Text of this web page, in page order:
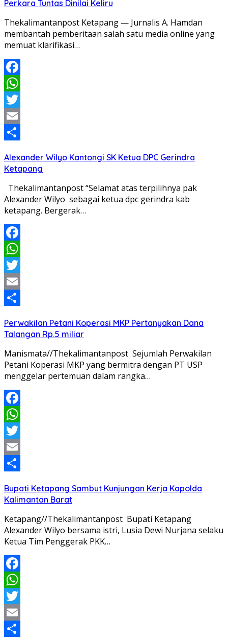
Perkara Tuntas Dinilai Keliru
Thekalimantanpost Ketapang — Jurnalis A. Hamdan
membantah pemberitaan salah satu media online yang
memuat klarifikasi…
Facebook
WhatsApp
Twitter
Email
Alexander Wilyo Kantongi SK Ketua DPC Gerindra
Ketapang
Thekalimantanpost “Selamat atas terpilihnya pak
Alexander Wilyo sebagai ketua dpc gerindra kab
ketapang. Bergerak…
Facebook
WhatsApp
Twitter
Email
Perwakilan Petani Koperasi MKP Pertanyakan Dana
Talangan Rp.5 miliar
Manismata//Thekalimantanpost Sejumlah Perwakilan
Petani Koperasi MKP yang bermitra dengan PT USP
menggelar pertemuan dalam rangka…
Facebook
WhatsApp
Twitter
Email
Bupati Ketapang Sambut Kunjungan Kerja Kapolda
Kalimantan Barat
Ketapang//Thekalimantanpost Bupati Ketapang
Alexander Wilyo bersama istri, Lusia Dewi Nurjana selaku
Ketua Tim Penggerak PKK…
Facebook
WhatsApp
Twitter
Email